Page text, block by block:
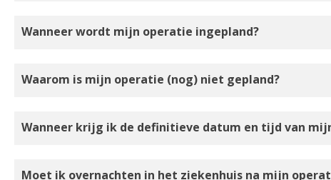
Wanneer wordt mijn operatie ingepland?
Waarom is mijn operatie (nog) niet gepland?
Wanneer krijg ik de definitieve datum en tijd van
Moet ik overnachten in het ziekenhuis na mijn